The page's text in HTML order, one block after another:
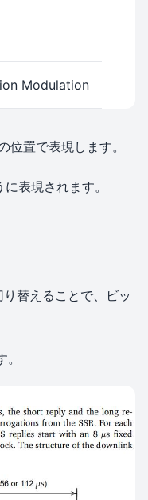
Modulation
位置で表現します。
表現されます。
替えることで、ビッ